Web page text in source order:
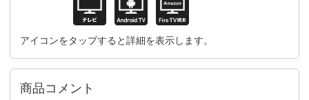
アイコンをタップすると詳細を表示します。
商品コメント